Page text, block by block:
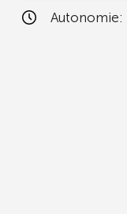
Autonomie: